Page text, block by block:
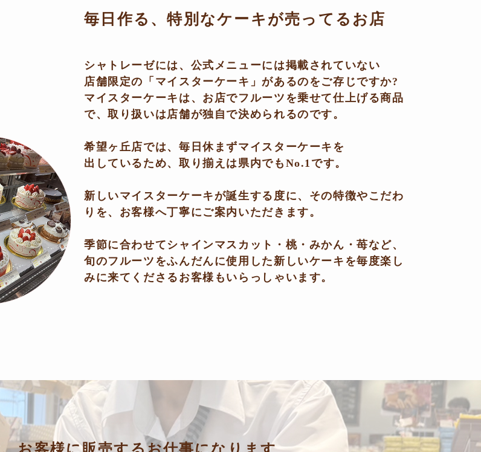
毎日作る、特別なケーキが売ってるお店
シャトレーゼには、公式メニューには掲載されていない
店舗限定の「マイスターケーキ」があるのをご存じですか?
マイスターケーキは、お店でフルーツを乗せて仕上げる商品
で、取り扱いは店舗が独自で決められるのです。
希望ヶ丘店では、毎日休まずマイスターケーキを
出しているため、取り揃えは県内でもNo.1です。
新しいマイスターケーキが誕生する度に、その特徴やこだわ
りを、お客様へ丁寧にご案内いただきます。
季節に合わせてシャインマスカット・桃・みかん・苺など、
旬のフルーツをふんだんに使用した新しいケーキを毎度楽し
みに来てくださるお客様もいらっしゃいます。